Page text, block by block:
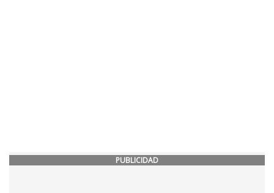
PUBLICIDAD